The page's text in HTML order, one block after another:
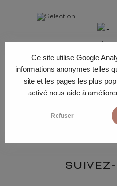
Ce site utilise Google
informations anonymes telles
site et les pages les plus
activé nous aide à
Refuser
Une sélection pointue
Une livraison sur mesure